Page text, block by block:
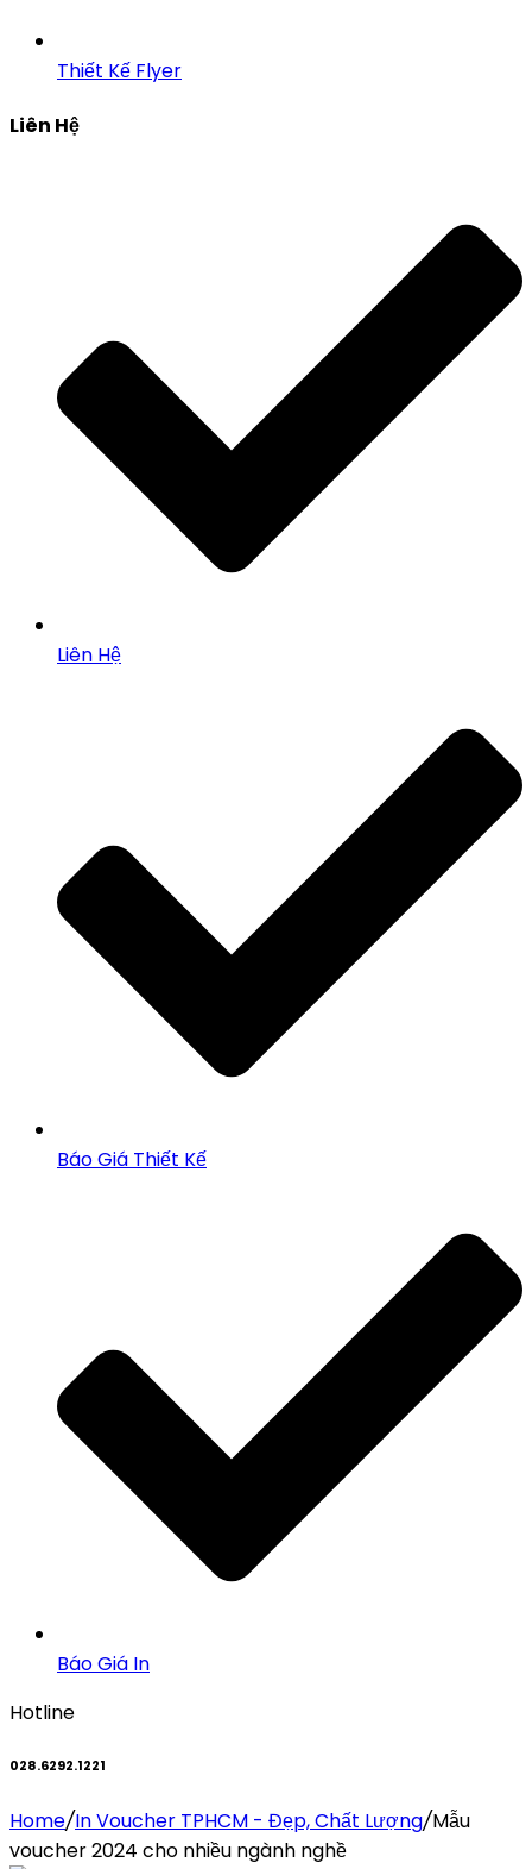
Thiết Kế Flyer
Liên Hệ
Liên Hệ
Báo Giá Thiết Kế
Báo Giá In
Hotline
028.6292.1221
Home/In Voucher TPHCM - Đẹp, Chất Lượng/Mẫu
voucher 2024 cho nhiều ngành nghề